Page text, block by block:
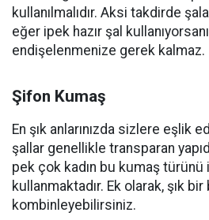
kullanılmalıdır. Aksi takdirde
eğer ipek hazır şal
endişelenmenize gerek kalmaz.
Şifon Kumaş
En şık anlarınızda sizlere eşlik
şallar genellikle transparan
pek çok kadın bu kumaş türünü
kullanmaktadır. Ek olarak, şık
kombinleyebilirsiniz.